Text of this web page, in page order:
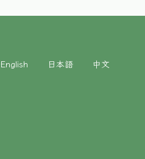
English 日本語 中文